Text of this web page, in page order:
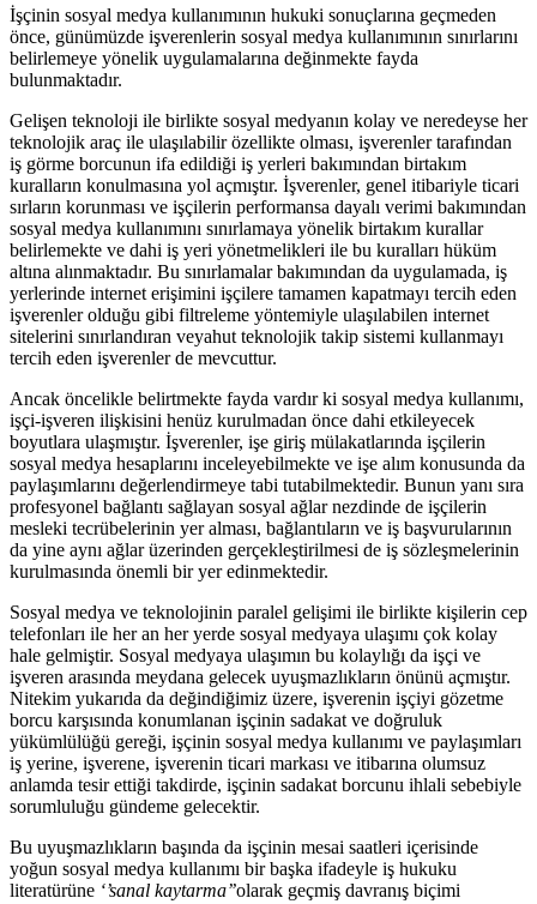
İşçinin sosyal medya kullanımının hukuki sonuçlarına geçmeden
önce, günümüzde işverenlerin sosyal medya kullanımının sınırlarını
belirlemeye yönelik uygulamalarına değinmekte fayda
bulunmaktadır.
Gelişen teknoloji ile birlikte sosyal medyanın kolay ve neredeyse her
teknolojik araç ile ulaşılabilir özellikte olması, işverenler tarafından
iş görme borcunun ifa edildiği iş yerleri bakımından birtakım
kuralların konulmasına yol açmıştır. İşverenler, genel itibariyle ticari
sırların korunması ve işçilerin performansa dayalı verimi bakımından
sosyal medya kullanımını sınırlamaya yönelik birtakım kurallar
belirlemekte ve dahi iş yeri yönetmelikleri ile bu kuralları hüküm
altına alınmaktadır. Bu sınırlamalar bakımından da uygulamada, iş
yerlerinde internet erişimini işçilere tamamen kapatmayı tercih eden
işverenler olduğu gibi filtreleme yöntemiyle ulaşılabilen internet
sitelerini sınırlandıran veyahut teknolojik takip sistemi kullanmayı
tercih eden işverenler de mevcuttur.
Ancak öncelikle belirtmekte fayda vardır ki sosyal medya kullanımı,
işçi-işveren ilişkisini henüz kurulmadan önce dahi etkileyecek
boyutlara ulaşmıştır. İşverenler, işe giriş mülakatlarında işçilerin
sosyal medya hesaplarını inceleyebilmekte ve işe alım konusunda da
paylaşımlarını değerlendirmeye tabi tutabilmektedir. Bunun yanı sıra
profesyonel bağlantı sağlayan sosyal ağlar nezdinde de işçilerin
mesleki tecrübelerinin yer alması, bağlantıların ve iş başvurularının
da yine aynı ağlar üzerinden gerçekleştirilmesi de iş sözleşmelerinin
kurulmasında önemli bir yer edinmektedir.
Sosyal medya ve teknolojinin paralel gelişimi ile birlikte kişilerin cep
telefonları ile her an her yerde sosyal medyaya ulaşımı çok kolay
hale gelmiştir. Sosyal medyaya ulaşımın bu kolaylığı da işçi ve
işveren arasında meydana gelecek uyuşmazlıkların önünü açmıştır.
Nitekim yukarıda da değindiğimiz üzere, işverenin işçiyi gözetme
borcu karşısında konumlanan işçinin sadakat ve doğruluk
yükümlülüğü gereği, işçinin sosyal medya kullanımı ve paylaşımları
iş yerine, işverene, işverenin ticari markası ve itibarına olumsuz
anlamda tesir ettiği takdirde, işçinin sadakat borcunu ihlali sebebiyle
sorumluluğu gündeme gelecektir.
Bu uyuşmazlıkların başında da işçinin mesai saatleri içerisinde
yoğun sosyal medya kullanımı bir başka ifadeyle iş hukuku
literatürüne ‘’sanal kaytarma’’olarak geçmiş davranış biçimi